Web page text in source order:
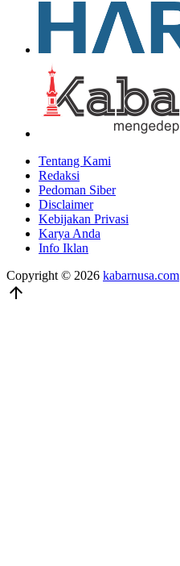
Tentang Kami
Redaksi
Pedoman Siber
Disclaimer
Kebijakan Privasi
Karya Anda
Info Iklan
Copyright © 2026 kabarnusa.com
arrow_upward